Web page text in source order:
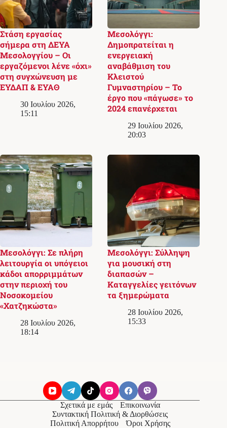
Στάση εργασίας
σήμερα στη ΔΕΥΑ
Μεσολογγίου – Οι
εργαζόμενοι λένε «όχι»
στη συγχώνευση με
ΕΥΔΑΠ & ΕΥΑΘ
30 Ιουλίου 2026,
15:11
Μεσολόγγι:
Δημοπρατείται η
ενεργειακή
αναβάθμιση του
Κλειστού
Γυμναστηρίου – Το
έργο που «πάγωσε» το
2024 επανέρχεται
29 Ιουλίου 2026,
20:03
Μεσολόγγι: Σε πλήρη
λειτουργία οι υπόγειοι
κάδοι απορριμμάτων
στην περιοχή του
Νοσοκομείου
«Χατζηκώστα»
28 Ιουλίου 2026,
18:14
Μεσολόγγι: Σύλληψη
για μουσική στη
διαπασών –
Καταγγελίες γειτόνων
τα ξημερώματα
28 Ιουλίου 2026,
15:33
Σχετικά με εμάς
Επικοινωνία
Συντακτική Πολιτική & Διορθώσεις
Πολιτική Απορρήτου
Όροι Χρήσης